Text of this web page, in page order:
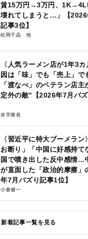
賃15万円→3万円、
壊れてしまうと…」【2026
記事3位】
松岡千晶
〈人気ラーメン店が1年3
因は「味」でも「売上」
「渡なべ」のベテラン店主
定外の敵”【2026年7月バズ
井手隊長
〈習近平に特大ブーメラ
お断り」「中国に好感持て
国で噴き出した反中感情…
が直面した「政治的摩擦」
年7月バズり記事1位】
小倉健一
新着記事一覧を見る